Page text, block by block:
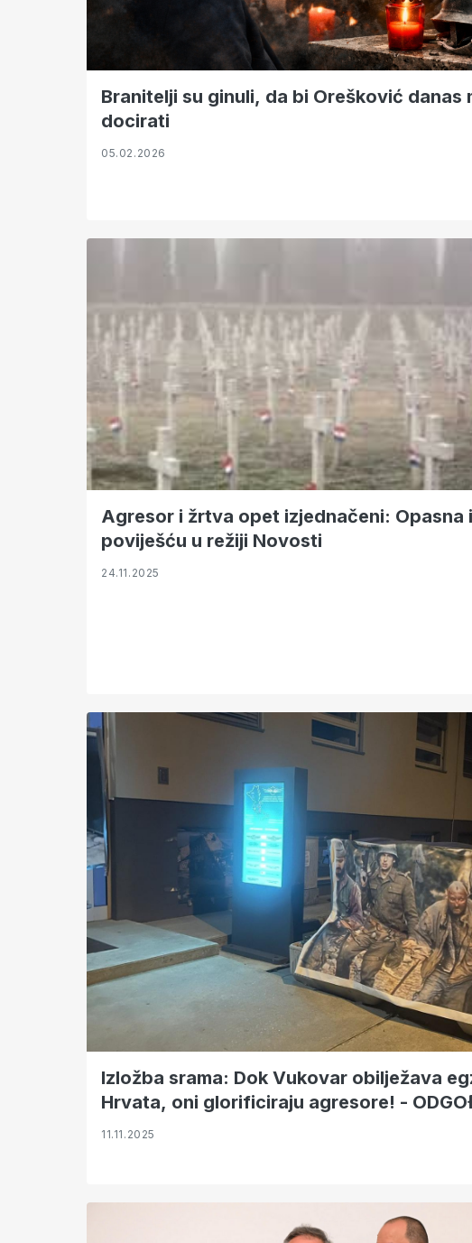
Branitelji su ginuli, da bi Orešković danas
docirati
05.02.2026
Agresor i žrtva opet izjednačeni: Opasna
poviješću u režiji Novosti
24.11.2025
Izložba srama: Dok Vukovar obilježava
Hrvata, oni glorificiraju agresore! -
11.11.2025